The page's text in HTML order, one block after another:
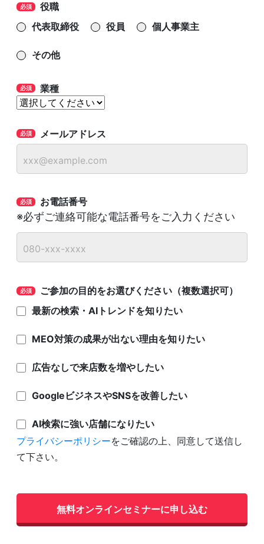
役職
代表取締役
役員 個人事業主
その他
業種
メールアドレス
お電話番号
※必ずご連絡可能な電話番号をご入力ください
ご参加の目的をお選びください（複数選択可）
最新の検索・AIトレンドを知りたい
MEO対策の成果が出ない理由を知りたい
広告なしで来店数を増やしたい
GoogleビジネスやSNSを改善したい
AI検索に強い店舗になりたい
プライバシーポリシーをご確認の上、同意して送信し
て下さい。